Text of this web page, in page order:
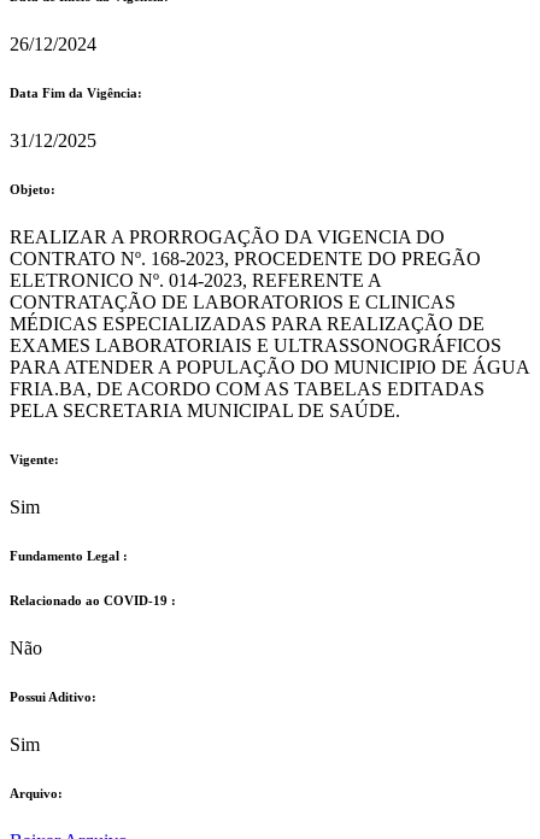
26/12/2024
Data Fim da Vigência:
31/12/2025
Objeto:
REALIZAR A PRORROGAÇÃO DA VIGENCIA DO
CONTRATO Nº. 168-2023, PROCEDENTE DO PREGÃO
ELETRONICO Nº. 014-2023, REFERENTE A
CONTRATAÇÃO DE LABORATORIOS E CLINICAS
MÉDICAS ESPECIALIZADAS PARA REALIZAÇÃO DE
EXAMES LABORATORIAIS E ULTRASSONOGRÁFICOS
PARA ATENDER A POPULAÇÃO DO MUNICIPIO DE ÁGUA
FRIA.BA, DE ACORDO COM AS TABELAS EDITADAS
PELA SECRETARIA MUNICIPAL DE SAÚDE.
Vigente:
Sim
Fundamento Legal :​
Relacionado ao COVID-19 :​
Não
Possui Aditivo:​
Sim
Arquivo: